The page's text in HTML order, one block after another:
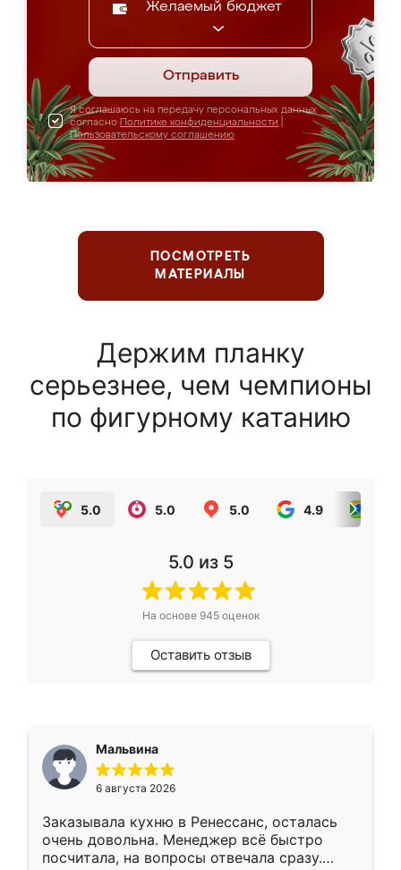
Желаемый бюджет
Отправить
Я соглашаюсь на передачу персональных данных
согласно Политике конфиденциальности
Пользовательскому соглашению
ПОСМОТРЕТЬ
МАТЕРИАЛЫ
Держим планку
серьезнее, чем чемпионы
по фигурному катанию
5.0 5.0 5.0 4.9
5.0 из 5
На основе 945оценок
Оставить отзыв
Мальвина
6 августа 2026
Заказывала кухню в Ренессанс, осталась
очень довольна. Менеджер всё быстро
посчитала, на вопросы отвечала сразу.